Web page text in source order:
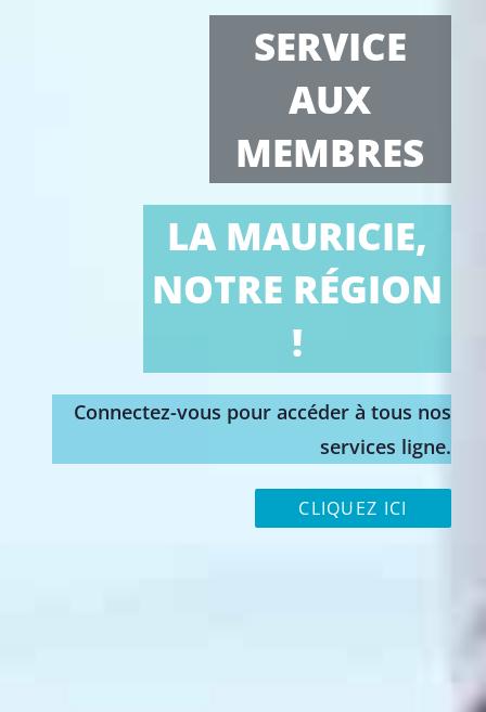
SERVICE
AUX
MEMBRES
LA MAURICIE,
NOTRE RÉGION
!
Connectez-vous pour accéder à tous nos
services ligne.
CLIQUEZ ICI